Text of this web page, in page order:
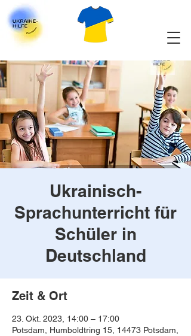
Ukrainisch-
Sprachunterricht für
Schüler in
Deutschland
Zeit & Ort
23. Okt. 2023, 14:00 – 17:00
Potsdam, Humboldtring 15, 14473 Potsdam,